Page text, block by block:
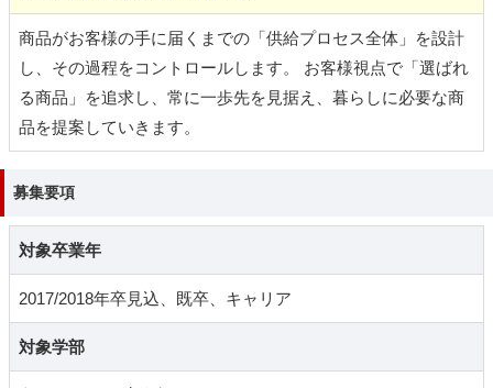
商品がお客様の手に届くまでの「供給プロセス全体」を設計
し、その過程をコントロールします。 お客様視点で「選ばれ
る商品」を追求し、常に一歩先を見据え、暮らしに必要な商
品を提案していきます。
募集要項
対象卒業年
2017/2018年卒見込、既卒、キャリア
対象学部